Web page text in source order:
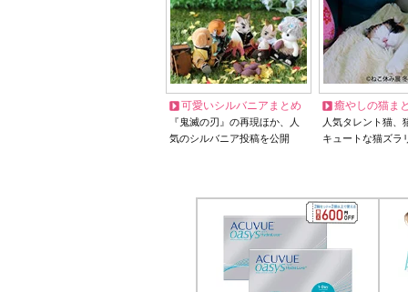
可愛いシルバニアまとめ
『鬼滅の刃』の再現ほか、人
気のシルバニア投稿を公開
癒やしの猫ま
人気タレント猫
キュートな猫ズラ